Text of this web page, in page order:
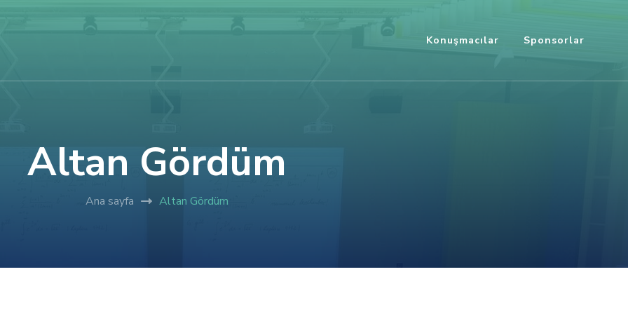
Konuşmacılar Sponsorlar
Altan Gördüm
Ana sayfa Altan Gördüm